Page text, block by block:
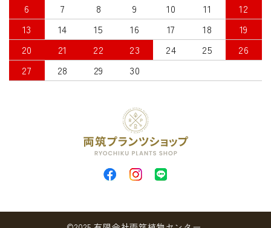
6
7 8 9 10 11
12
13
14 15 16 17 18
19
20
21 22 23 24 25
26
27
28 29 30